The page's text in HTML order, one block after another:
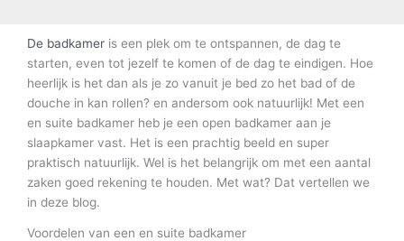
De badkamer is een plek om te ontspannen, de dag te
starten, even tot jezelf te komen of de dag te eindigen. Hoe
heerlijk is het dan als je zo vanuit je bed zo het bad of de
douche in kan rollen? en andersom ook natuurlijk! Met een
en suite badkamer heb je een open badkamer aan je
slaapkamer vast. Het is een prachtig beeld en super
praktisch natuurlijk. Wel is het belangrijk om met een aantal
zaken goed rekening te houden. Met wat? Dat vertellen we
in deze blog.
Voordelen van een en suite badkamer